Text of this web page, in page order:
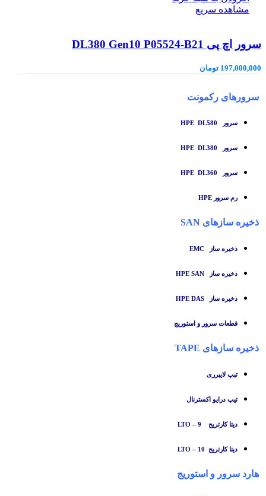
مشاهده سریع
سرور اچ پی DL380 Gen10 P05524-B21
197,000,000 تومان
سرورهای رکمونت
سرور HPE DL580
سرور HPE DL380
سرور HPE DL360
رم سرور HPE
ذخیره سازهای SAN
ذخیره ساز
ذخیره ساز HPE SAN
ذخیره ساز HPE DAS
قطعات سرور و استوریج
ذخیره سازهای TAPE
تبپ لایبرری
تیپ درایو اکسترنال
دیتا کارتریج LTO – 9
دیتا کارتریج LTO – 10
هارد سرور و استوریج